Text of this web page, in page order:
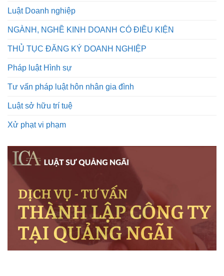
Luật Doanh nghiệp
NGÀNH, NGHỀ KINH DOANH CÓ ĐIỀU KIỆN
THỦ TỤC ĐĂNG KÝ DOANH NGHIỆP
Pháp luật Hình sự
Tư vấn pháp luật hôn nhân gia đình
Luật sở hữu trí tuệ
Xử phạt vi phạm